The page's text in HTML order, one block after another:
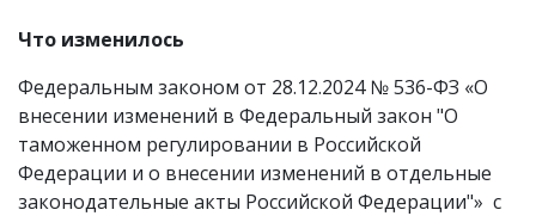
Что изменилось
Федеральным законом от 28.12.2024 № 536-ФЗ «О
внесении изменений в Федеральный закон "О
таможенном регулировании в Российской
Федерации и о внесении изменений в отдельные
законодательные акты Российской Федерации"» с